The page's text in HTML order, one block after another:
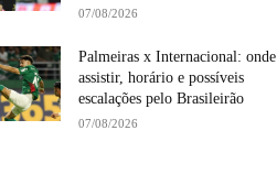
07/08/2026
Palmeiras x Internacional: onde
assistir, horário e possíveis
escalações pelo Brasileirão
07/08/2026